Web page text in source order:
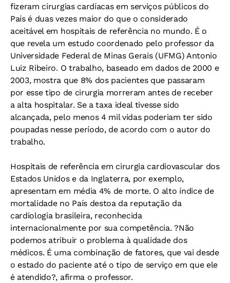
fizeram cirurgias cardíacas em serviços públicos do
País é duas vezes maior do que o considerado
aceitável em hospitais de referência no mundo. É o
que revela um estudo coordenado pelo professor da
Universidade Federal de Minas Gerais (UFMG) Antonio
Luiz Ribeiro. O trabalho, baseado em dados de 2000 e
2003, mostra que 8% dos pacientes que passaram
por esse tipo de cirurgia morreram antes de receber
a alta hospitalar. Se a taxa ideal tivesse sido
alcançada, pelo menos 4 mil vidas poderiam ter sido
poupadas nesse período, de acordo com o autor do
trabalho.
Hospitais de referência em cirurgia cardiovascular dos
Estados Unidos e da Inglaterra, por exemplo,
apresentam em média 4% de morte. O alto índice de
mortalidade no País destoa da reputação da
cardiologia brasileira, reconhecida
internacionalmente por sua competência. ?Não
podemos atribuir o problema à qualidade dos
médicos. É uma combinação de fatores, que vai desde
o estado do paciente até o tipo de serviço em que ele
é atendido?, afirma o professor.